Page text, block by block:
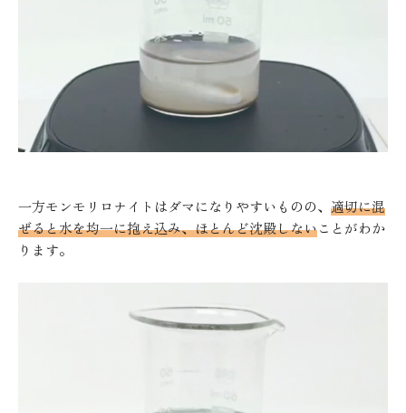
一方モンモリロナイトはダマになりやすいものの、 適切に混
ぜると水を均一に抱え込み、ほとんど沈殿しないことがわか
ります。